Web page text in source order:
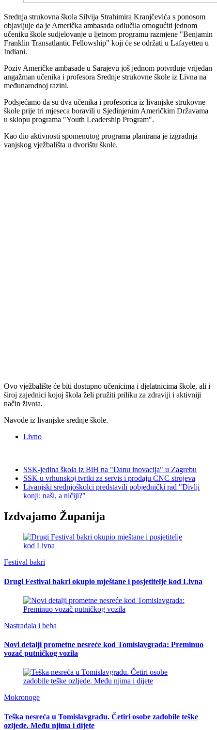
Srednja strukovna škola Silvija Strahimira Kranjčevića s ponosom
objavljuje da je Američka ambasada odlučila omogućiti jednom
učeniku škole sudjelovanje u ljetnom programu razmjene "Benjamin
Franklin Transatlantic Fellowship" koji će se održati u Lafayetteu u
Indiani.
Poziv Američke ambasade u Sarajevu još jednom potvrđuje vrijedan
angažman učenika i profesora Srednje strukovne škole iz Livna na
međunarodnoj razini.
Podsjećamo da su dva učenika i profesorica iz livanjske strukovne
škole prije tri mjeseca boravili u Sjedinjenim Američkim Državama
u sklopu programa "Youth Leadership Program".
Kao dio aktivnosti spomenutog programa planirana je izgradnja
vanjskog vježbališta u dvorištu škole.
Ovo vježbalište će biti dostupno učenicima i djelatnicima škole, ali i
široj zajednici kojoj škola želi pružiti priliku za zdraviji i aktivniji
način života.
Navode iz livanjske srednje škole.
Livno
SSK-jedina škola iz BiH na "Danu inovacija" u Zagrebu
SSK u vrhunskoj tvrtki za servis i prodaju CNC strojeva
Livanjski srednjoškolci predstavili pobjednički rad "Divlji
konji: naši, a ničiji?"
Izdvajamo Županija
Festival bakri
Drugi Festival bakri okupio mještane i posjetitelje kod Livna
Nastradala i beba
Novi detalji prometne nesreće kod Tomislavgrada: Preminuo
vozač putničkog vozila
Mokronoge
Teška nesreća u Tomislavgradu. Četiri osobe zadobile teške
ozljede. Među njima i dijete